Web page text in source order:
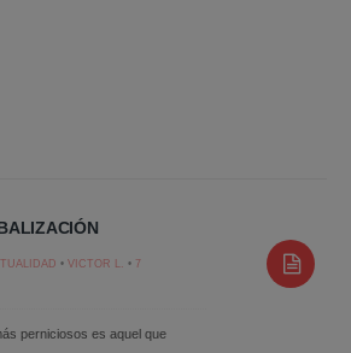
• VICTOR L. • 7
perniciosos es aquel que